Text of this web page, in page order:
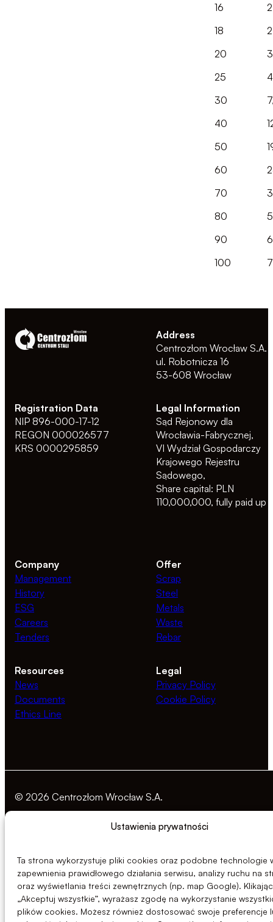
Ustawienia prywatności
Ta strona wykorzystuje pliki cookies oraz podobne technologie
zapewnienia prawidłowego działania serwisu, analizy ruchu na
oraz wyświetlania treści zewnętrznych (np. map Google). Klikając
„Akceptuj wszystkie”, wyrażasz zgodę na wykorzystanie
plików cookies. Możesz również dostosować swoje preferencje
16
18
20
25
30
40
50
60
70
80
90
100
Address
Centrozłom Wrocław S.A.
ul. Robotnicza 16
53-608 Wrocław
Registration Data
NIP 896-000-17-12
REGON 000026577
KRS 0000295859
Legal Information
Sąd Rejonowy dla
Wrocławia-Fabrycznej,
VI Wydział Gospodarczy
Krajowego Rejestru
Sądowego,
Share capital: PLN
110,000,000, fully paid up
Company
Management
History
ESG
Careers
Tenders
Offer
Scrap
Steel
Metals
Waste
Rebar
Resources
News
Documents
Ethics Line
Legal
Privacy Policy
Cookie Policy
© 2026 Centrozłom Wrocław S.A.